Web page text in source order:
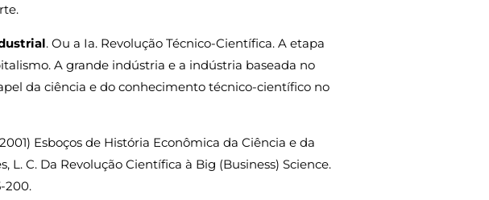
. Ou a Ia. Revolução Técnico-Científica. A etapa
A grande indústria e a indústria baseada no
da ciência e do conhecimento técnico-científico no
Esboços de História Econômica da Ciência e da
L. C. Da Revolução Científica à Big (Business) Science.
200.